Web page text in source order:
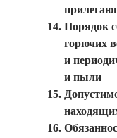
Порядок
горючих
и
и пыли